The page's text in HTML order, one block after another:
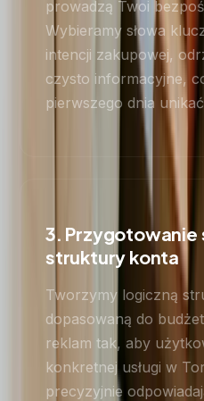
prowadzą Twoi
Wybieramy słowa
intencji zakupowej,
czysto informacyjne,
pierwszego dnia
3. Przygotowanie
struktury konta
Tworzymy logiczną
dopasowaną do
reklam tak, aby
konkretnej usługi w
precyzyjnie